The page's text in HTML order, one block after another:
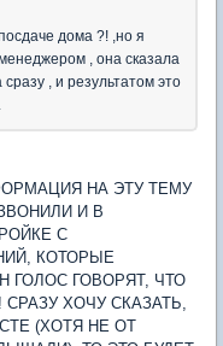
дома ?! ,но я
, она сказала
, и результатом это
НА ЭТУ ТЕМУ
И В
С
КОТОРЫЕ
ГОЛОС ГОВОРЯТ, ЧТО
ХОЧУ СКАЗАТЬ,
(ХОТЯ НЕ ОТ